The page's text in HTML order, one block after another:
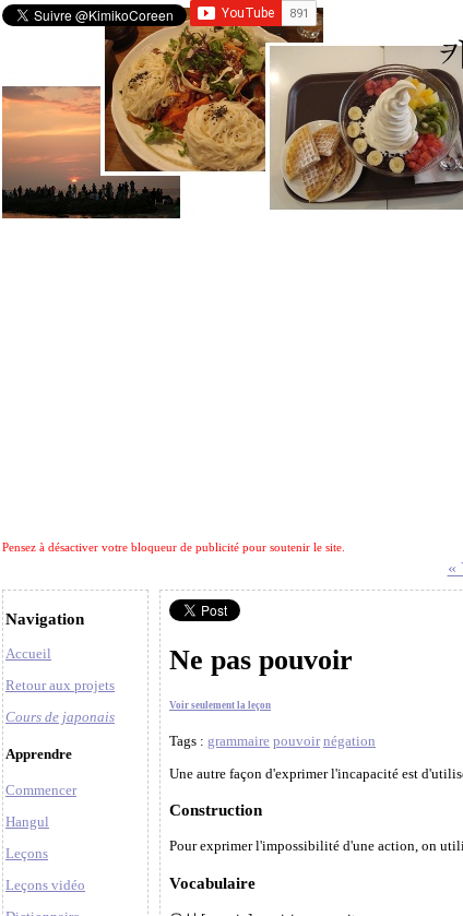
Pensez à désactiver votre bloqueur de publicité pour soutenir le site.
«
Navigation
Accueil
Retour aux projets
Cours de japonais
Apprendre
Commencer
Hangul
Leçons
Leçons vidéo
Ne pas pouvoir
Voir seulement la leçon
Tags : grammaire pouvoir négation
Une autre façon d'exprimer l'incapacité est
Construction
Pour exprimer l'impossibilité d'une action, on
Vocabulaire